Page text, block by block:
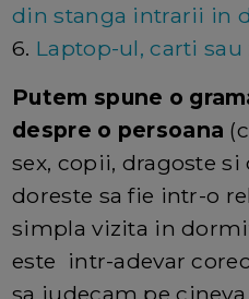
din stanga intrarii in
6. Laptop-ul, carti
Putem spune o
despre o persoana
sex, copii, dragoste
doreste sa fie intr-o
simpla vizita in
este intr-adevar
sa judecam pe